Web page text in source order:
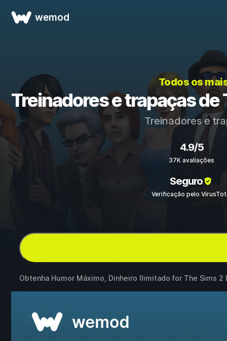
wemod
Todos os
Treinadores e trapaças
Treinadores e
4.9/5
37K avaliações
Seguro
Verificação pelo
Obtenha Humor Máximo, Dinheiro Ilimitado for The Sims 2